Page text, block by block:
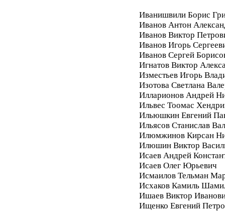
Иванишвили Борис
Иванов Антон
Иванов Виктор
Иванов Игорь
Иванов Сергей
Игнатов Виктор
Изместьев Игорь
Изотова Светлана
Илларионов Андрей
Ильвес Тоомас
Ильюшкин Евгений
Ильясов Станислав
Илюмжинов Кирсан
Илюшин Виктор
Исаев Андрей
Исаев Олег Юрьевич
Исмаилов Тельман
Исхаков Камиль
Ишаев Виктор
Ищенко Евгений